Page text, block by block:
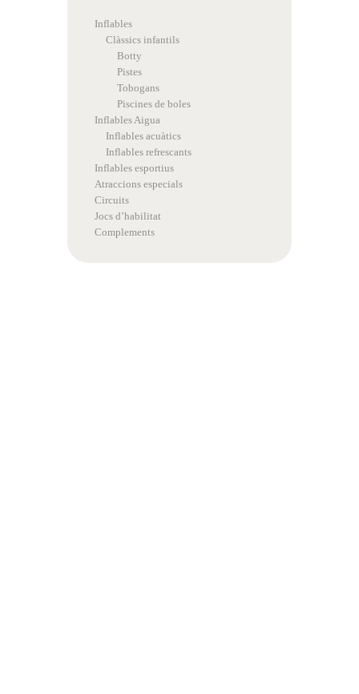
Inflables
Clàssics infantils
Botty
Pistes
Tobogans
Piscines de boles
Inflables Aigua
Inflables acuàtics
Inflables refrescants
Inflables esportius
Atraccions especials
Circuits
Jocs d’habilitat
Complements